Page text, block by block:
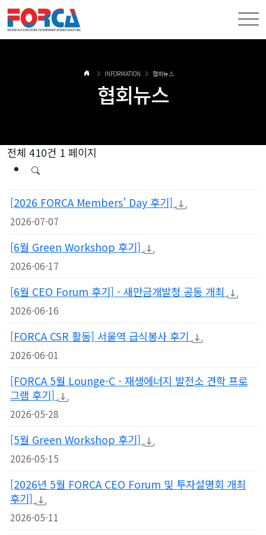
INFORMATION 협회뉴스
협회뉴스
전체 410건 1 페이지
[2026 FORCA Members’ Day 후기]
2026-07-07
[6월 Green Workshop 후기]
2026-06-17
[6월 CEO Forum 후기] - 새만금개발청 공동 개최
2026-06-16
[FORCA CSR 활동] 서울역 급식봉사 후기
2026-06-01
[FORCA 5월 Lounge-C - 재생에너지 발전소 견학 프로
그램 후기]
2026-05-28
[5월 Green Workshop 후기]
2026-05-15
[2026년 5월 FORCA CEO Forum 및 투자설명회 개최
후기]
2026-05-11